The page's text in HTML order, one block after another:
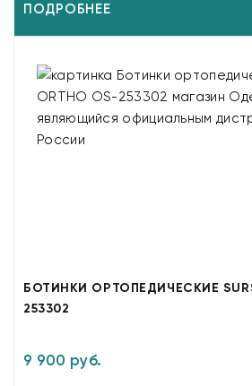
ПОДРОБНЕЕ
БОТИНКИ ОРТОПЕДИЧЕСКИЕ
253302
9 900 руб.